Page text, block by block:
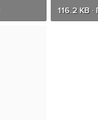
116.2 KB